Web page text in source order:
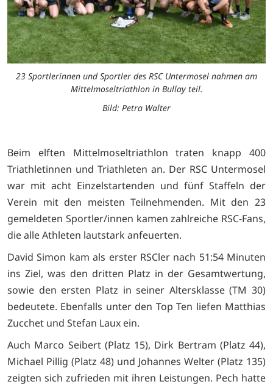
23 Sportlerinnen und Sportler des RSC Untermosel nahmen am
Mittelmoseltriathlon in Bullay teil.
Bild: Petra Walter
Beim elften Mittelmoseltriathlon traten knapp 400
Triathletinnen und Triathleten an. Der RSC Untermosel
war mit acht Einzelstartenden und fünf Staffeln der
Verein mit den meisten Teilnehmenden. Mit den 23
gemeldeten Sportler/innen kamen zahlreiche RSC-Fans,
die alle Athleten lautstark anfeuerten.
David Simon kam als erster RSCler nach 51:54 Minuten
ins Ziel, was den dritten Platz in der Gesamtwertung,
sowie den ersten Platz in seiner Altersklasse (TM 30)
bedeutete. Ebenfalls unter den Top Ten liefen Matthias
Zucchet und Stefan Laux ein.
Auch Marco Seibert (Platz 15), Dirk Bertram (Platz 44),
Michael Pillig (Platz 48) und Johannes Welter (Platz 135)
zeigten sich zufrieden mit ihren Leistungen. Pech hatte